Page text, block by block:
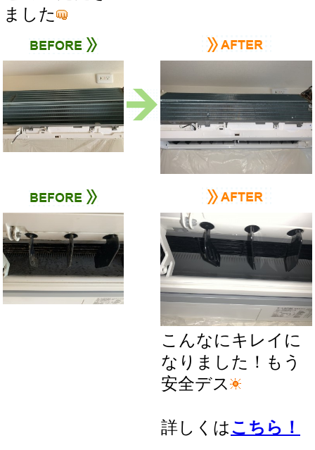
ました
こんなにキレイに
なりました！もう
安全デス
詳しくはこちら！